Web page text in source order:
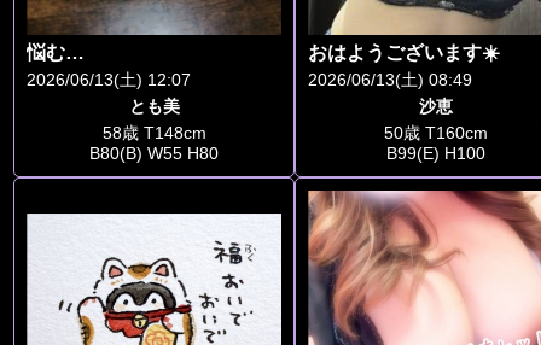
悩む…
2026/06/13(土) 12:07
とも美
58歳 T148cm
B80(B) W55 H80
おはようございます☀️
2026/06/13(土) 08:49
沙恵
50歳 T160cm
B99(E) H100